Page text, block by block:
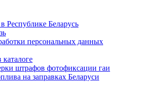
Республике Беларусь
персональных данных
штрафов фотофиксации гаи
на заправках Беларуси